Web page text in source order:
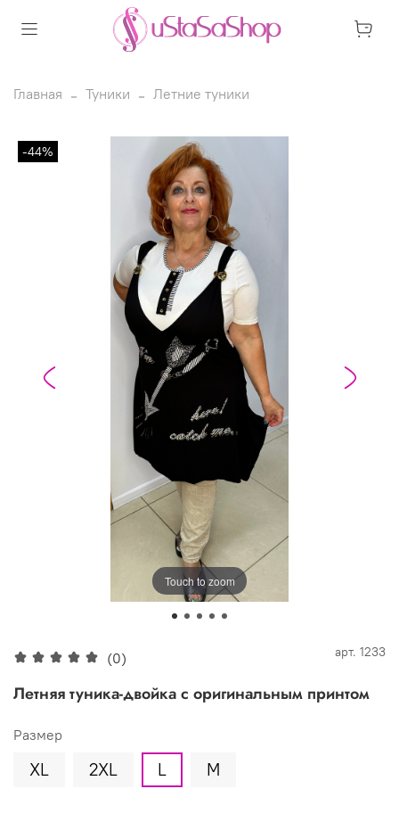
Главная Туники Летние туники
Touch to zoom
-44%
(0) арт. 1233
Летняя туника-двойка с оригинальным принтом
Размер
XL 2XL L M